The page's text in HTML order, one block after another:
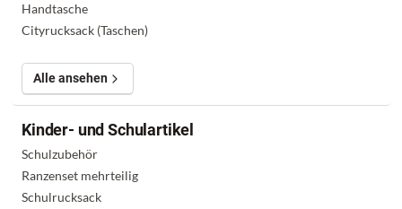
Handtasche
Cityrucksack (Taschen)
Alle ansehen
Kinder- und Schulartikel
Schulzubehör
Ranzenset mehrteilig
Schulrucksack